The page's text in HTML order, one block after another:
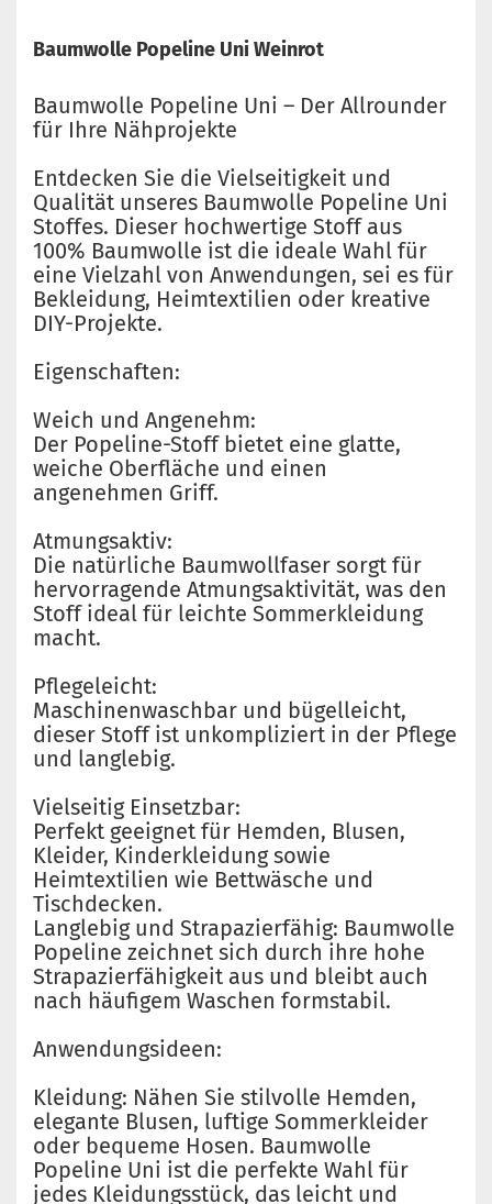
Baumwolle Popeline Uni Weinrot
Baumwolle Popeline Uni – Der Allrounder
für Ihre Nähprojekte
Entdecken Sie die Vielseitigkeit und
Qualität unseres Baumwolle Popeline Uni
Stoffes. Dieser hochwertige Stoff aus
100% Baumwolle ist die ideale Wahl für
eine Vielzahl von Anwendungen, sei es für
Bekleidung, Heimtextilien oder kreative
DIY-Projekte.
Eigenschaften:
Weich und Angenehm:
Der Popeline-Stoff bietet eine glatte,
weiche Oberfläche und einen
angenehmen Griff.
Atmungsaktiv:
Die natürliche Baumwollfaser sorgt für
hervorragende Atmungsaktivität, was den
Stoff ideal für leichte Sommerkleidung
macht.
Pflegeleicht:
Maschinenwaschbar und bügelleicht,
dieser Stoff ist unkompliziert in der Pflege
und langlebig.
Vielseitig Einsetzbar:
Perfekt geeignet für Hemden, Blusen,
Kleider, Kinderkleidung sowie
Heimtextilien wie Bettwäsche und
Tischdecken.
Langlebig und Strapazierfähig: Baumwolle
Popeline zeichnet sich durch ihre hohe
Strapazierfähigkeit aus und bleibt auch
nach häufigem Waschen formstabil.
Anwendungsideen:
Kleidung: Nähen Sie stilvolle Hemden,
elegante Blusen, luftige Sommerkleider
oder bequeme Hosen. Baumwolle
Popeline Uni ist die perfekte Wahl für
jedes Kleidungsstück, das leicht und